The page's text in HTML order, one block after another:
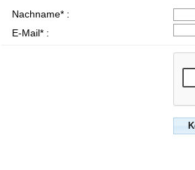
Nachname* :
E-Mail* :